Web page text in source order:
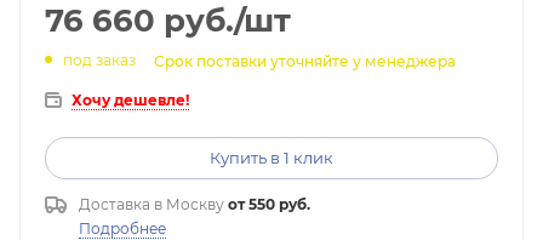
76 660 руб./шт
под заказ Срок поставки уточняйте у менеджера
Хочу дешевле!
Купить в 1 клик
Доставка в Москву от 550 руб.
Подробнее